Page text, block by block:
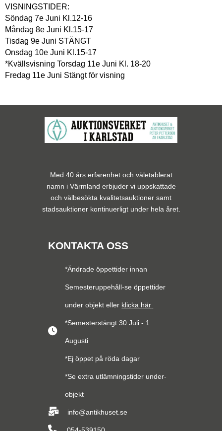
VISNINGSTIDER:
Söndag 7e Juni Kl.12-16
Måndag 8e Juni Kl.15-17
Tisdag 9e Juni STÄNGT
Onsdag 10e Juni Kl.15-17
*Kvällsvisning Torsdag 11e Juni Kl. 18-20
Fredag 11e Juni Stängt för visning
Med 40 års erfarenhet och väletablerat
namn i Värmland erbjuder vi uppskattade
och välbesökta kvalitetsauktioner samt
stadsauktioner kontinuerligt under hela året.
KONTAKTA OSS
*Ändrade öppettider innan
Semesteruppehåll-se öppettider
under objekt eller klicka här
*Semesterstängt 30 Juli - 1
Augusti
*Ej öppet på röda dagar
*Se extra utlämningstider under-
objekt
info@antikhuset.se